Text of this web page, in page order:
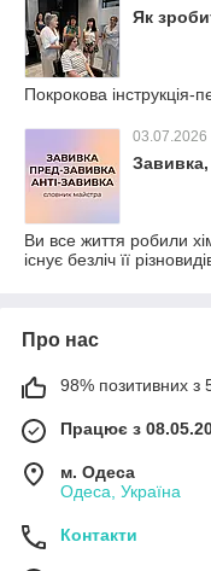
Як
Покрокова інструкція-
03.07.2026
Завивка,
Ви все життя робили
існує безліч її
Про нас
98% позитивних з
Працює з
м. Одеса
Одеса, Україна
Контакти